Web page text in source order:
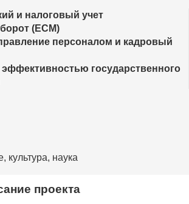
и налоговый учет
(ECM)
персоналом и кадровый
государственного
культура, наука
проекта